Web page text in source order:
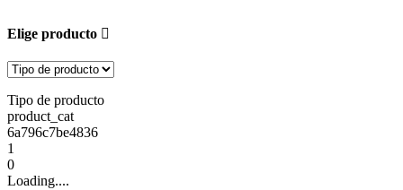
Elige producto
Tipo de producto
product_cat
6a796c7be4836
1
0
Loading....